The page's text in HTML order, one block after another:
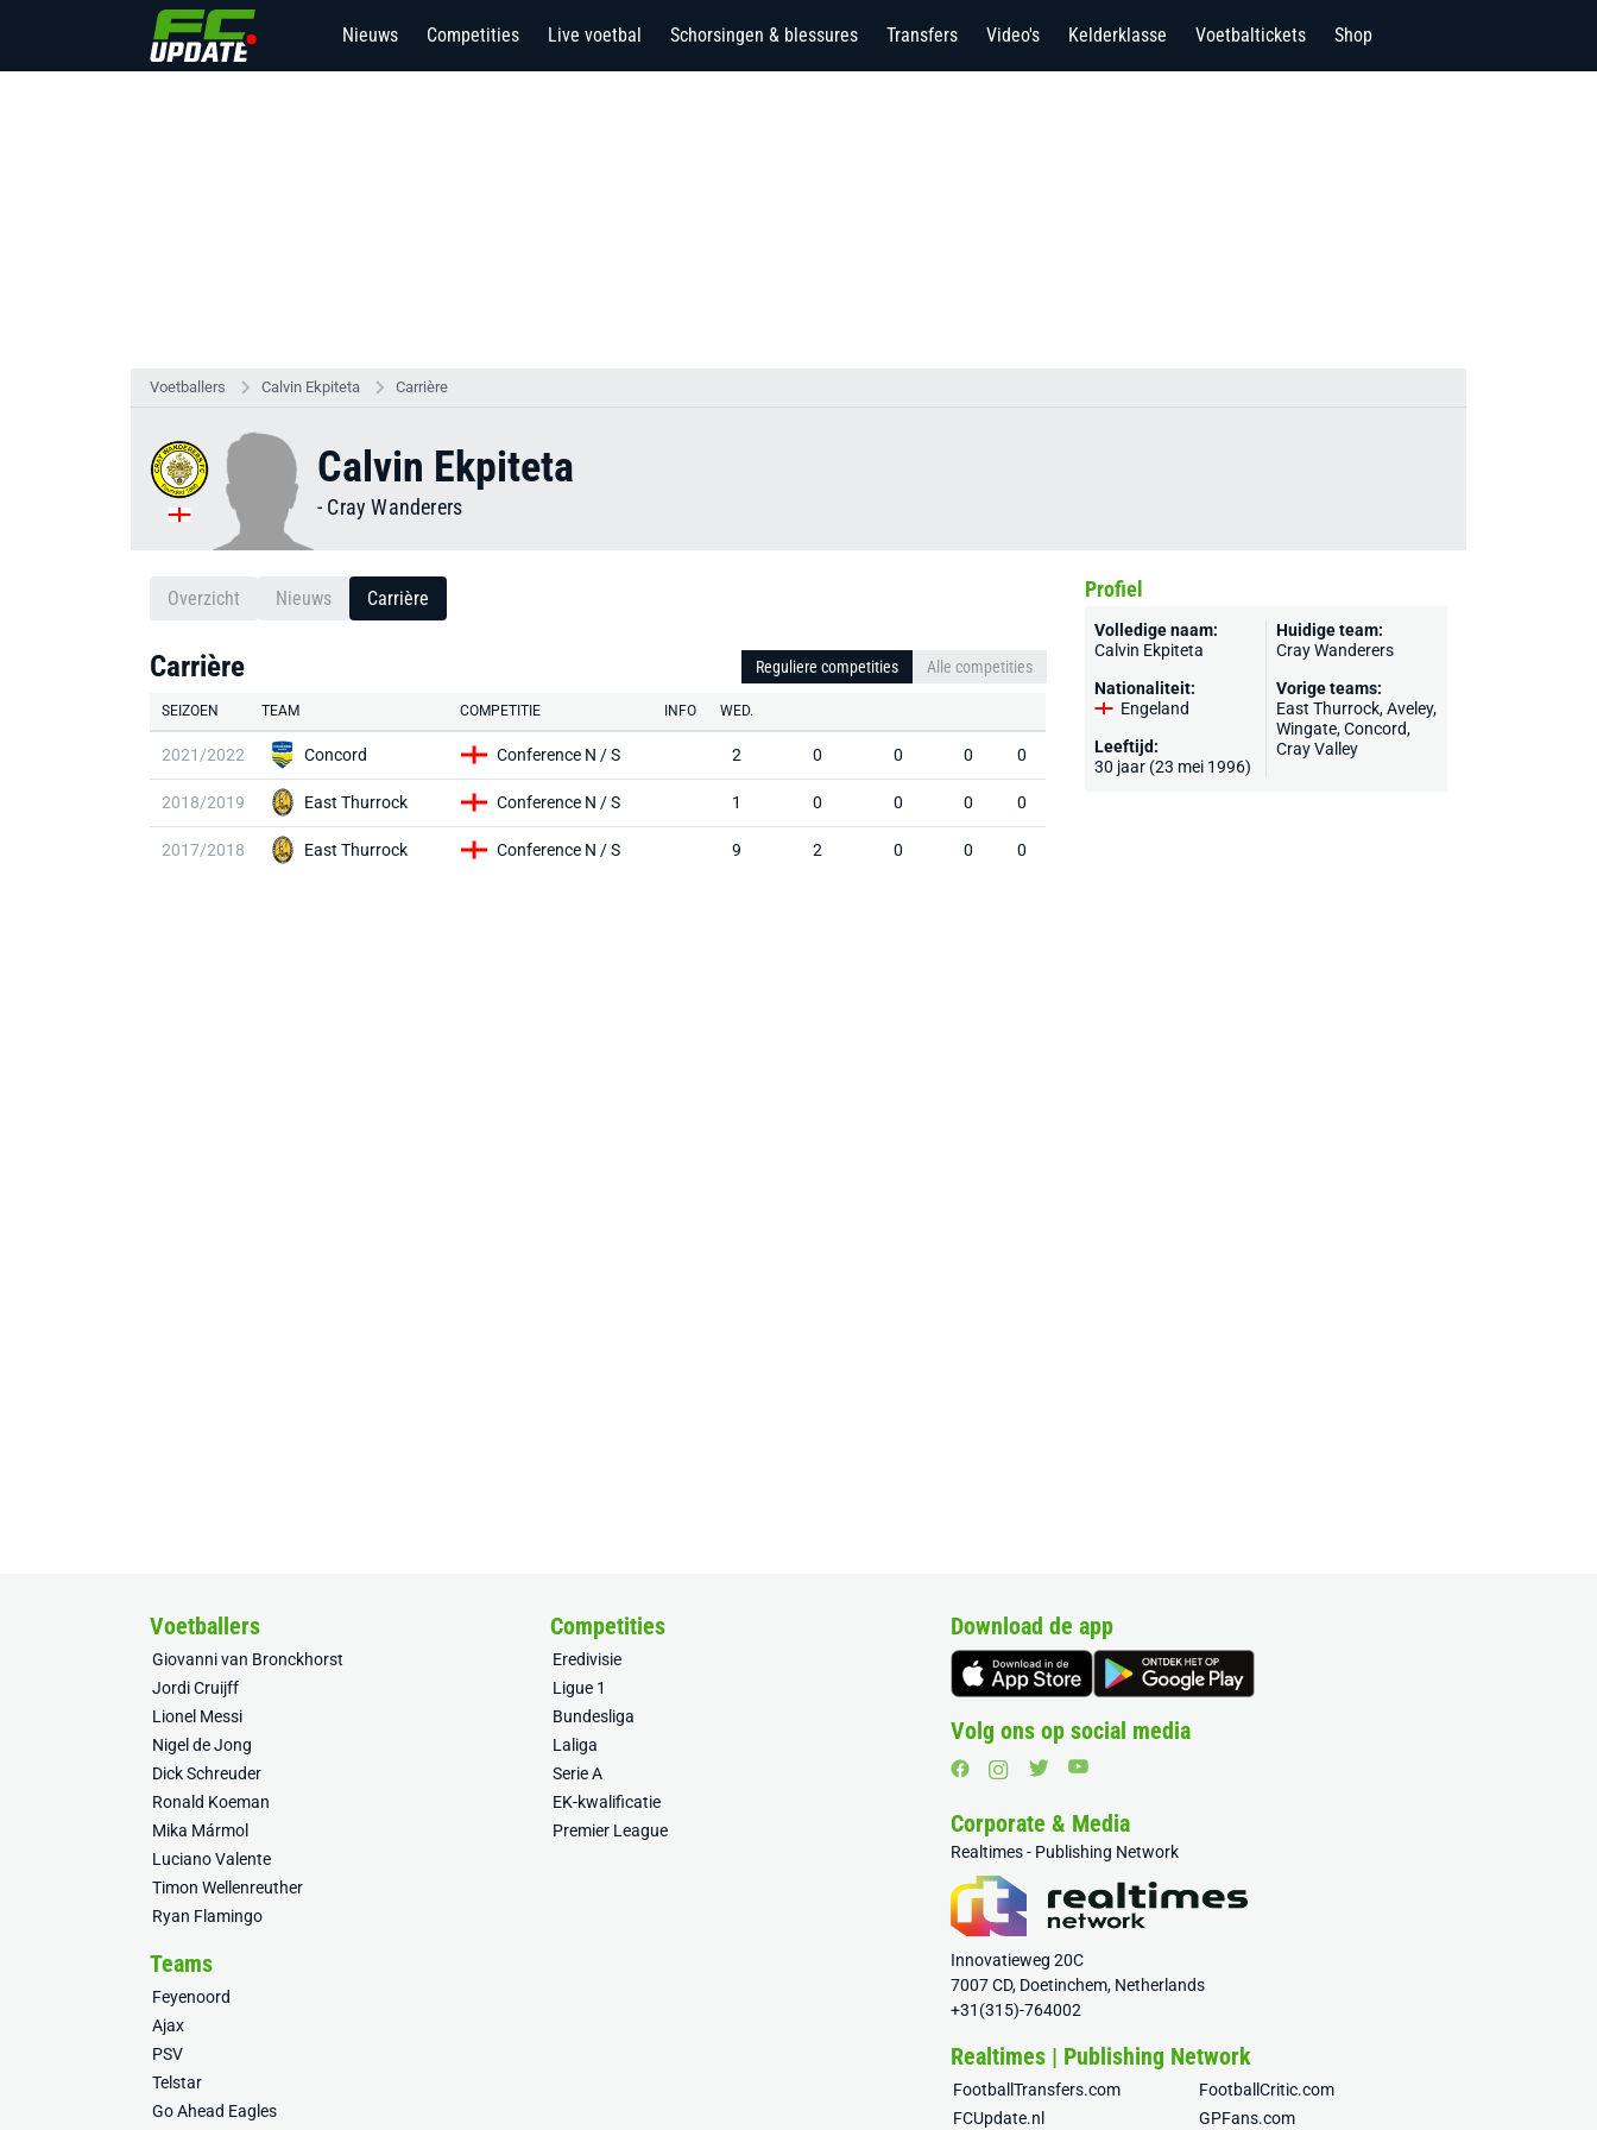
Nieuws Competities Live voetbal Schorsingen & blessures Transfers Video's Kelderklasse Voetbaltickets Shop
Voetballers Calvin Ekpiteta Carrière
Calvin Ekpiteta
- Cray Wanderers
Overzicht Nieuws Carrière
Carrière Reguliere competities Alle competities
SEIZOEN TEAM COMPETITIE INFO WED.
2021/2022 Concord Conference N / S 2 0 0 0 0
2018/2019 East Thurrock Conference N / S 1 0 0 0 0
2017/2018 East Thurrock Conference N / S 9 2 0 0 0
Profiel
Volledige naam:
Calvin Ekpiteta
Nationaliteit:
Engeland
Leeftijd:
30 jaar (23 mei 1996)
Huidige team:
Cray Wanderers
Vorige teams:
East Thurrock,Aveley,
Wingate,Concord,
Cray Valley
Voetballers
Giovanni van Bronckhorst
Jordi Cruijff
Lionel Messi
Nigel de Jong
Dick Schreuder
Ronald Koeman
Mika Mármol
Luciano Valente
Timon Wellenreuther
Ryan Flamingo
Competities
Eredivisie
Ligue 1
Bundesliga
Laliga
Serie A
EK-kwalificatie
Premier League
Teams
Feyenoord
Ajax
PSV
Telstar
Go Ahead Eagles
Download de app
Volg ons op social media
Corporate & Media
Realtimes - Publishing Network
Innovatieweg 20C
7007 CD, Doetinchem, Netherlands
+31(315)-764002
Realtimes | Publishing Network
FootballTransfers.com
FootballCritic.com
FCUpdate.nl
GPFans.com